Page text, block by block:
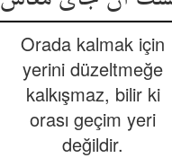
Orada kalmak için
yerini düzeltmeğe
kalkışmaz, bilir ki
orası geçim yeri
değildir.